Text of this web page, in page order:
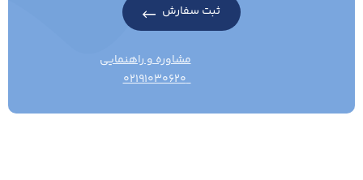
ثبت سفارش
مشاوره و راهنمایی
۰۲۱۹۱۰۳۰۶۲۰